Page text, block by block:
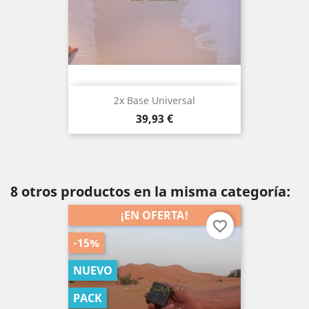
2x Base Universal
Precio
39,93 €
8 otros productos en la misma categoría:
¡EN OFERTA!
-15%
NUEVO
PACK
favorite_border